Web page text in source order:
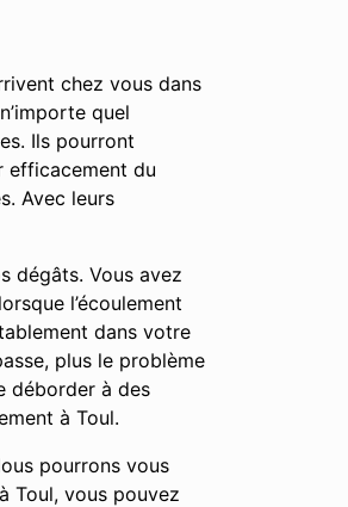
chez vous dans
quel
Ils pourront
efficacement du
Avec leurs
dégâts. Vous avez
l’écoulement
dans votre
plus le problème
déborder à des
à Toul.
pourrons vous
Toul, vous pouvez